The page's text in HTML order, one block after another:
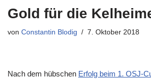
Gold für die
von Constantin Blodig 7. Oktober 2018
Nach dem hübschen Erfolg beim 1. OSJ-